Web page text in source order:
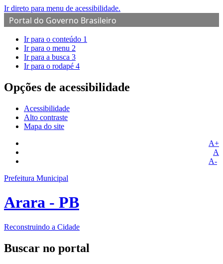
Ir direto para menu de acessibilidade.
Portal do Governo Brasileiro
Ir para o conteúdo 1
Ir para o menu 2
Ir para a busca 3
Ir para o rodapé 4
Opções de acessibilidade
Acessibilidade
Alto contraste
Mapa do site
A+
A
A-
Prefeitura Municipal
Arara - PB
Reconstruindo a Cidade
Buscar no portal